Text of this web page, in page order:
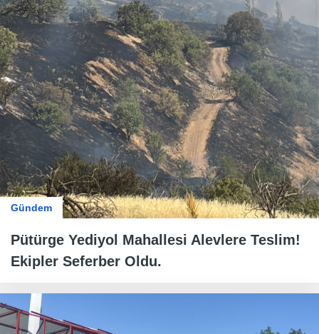
Gündem
Pütürge Yediyol Mahallesi Alevlere Teslim!
Ekipler Seferber Oldu.